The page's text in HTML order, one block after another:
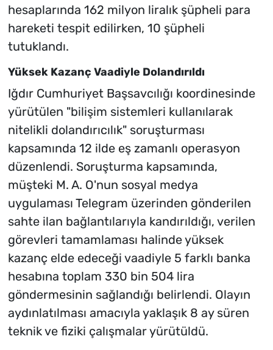
hesaplarında 162 milyon liralık şüpheli para
hareketi tespit edilirken, 10 şüpheli
tutuklandı.
Yüksek Kazanç Vaadiyle Dolandırıldı
Iğdır Cumhuriyet Başsavcılığı koordinesinde
yürütülen "bilişim sistemleri kullanılarak
nitelikli dolandırıcılık" soruşturması
kapsamında 12 ilde eş zamanlı operasyon
düzenlendi. Soruşturma kapsamında,
müşteki M. A. O'nun sosyal medya
uygulaması Telegram üzerinden gönderilen
sahte ilan bağlantılarıyla kandırıldığı, verilen
görevleri tamamlaması halinde yüksek
kazanç elde edeceği vaadiyle 5 farklı banka
hesabına toplam 330 bin 504 lira
göndermesinin sağlandığı belirlendi. Olayın
aydınlatılması amacıyla yaklaşık 8 ay süren
teknik ve fiziki çalışmalar yürütüldü.